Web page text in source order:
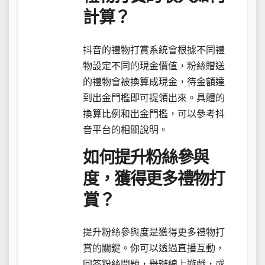
計算？
抖音的禮物打賞系統會根據不同禮
物設定不同的現金價值，粉絲贈送
的禮物會被換算成現金，待金額達
到出金門檻即可提領出來。具體的
換算比例和出金門檻，可以參考抖
音平台的相關說明。
如何提升粉絲參與
度，獲得更多禮物打
賞？
提升粉絲參與度是獲得更多禮物打
賞的關鍵。你可以透過直播互動，